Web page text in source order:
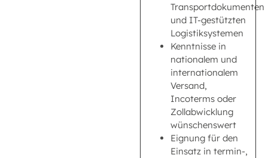
Transportdokumenten
und IT-gestützten
Logistiksystemen
Kenntnisse in
nationalem und
internationalem
Versand,
Incoterms oder
Zollabwicklung
wünschenswert
Eignung für den
Einsatz in termin-,